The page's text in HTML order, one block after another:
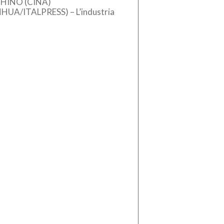
ITALPRESS) – L’industria